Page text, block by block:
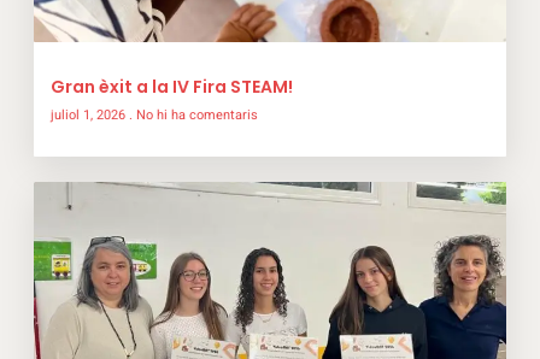
Gran èxit a la IV Fira STEAM!
juliol 1, 2026 No hi ha comentaris